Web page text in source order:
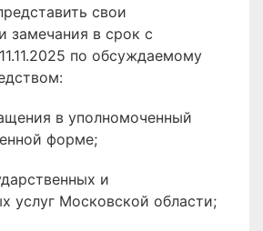
свои
замечания в срок с
по обсуждаемому
в уполномоченный
форме;
и
услуг Московской области;